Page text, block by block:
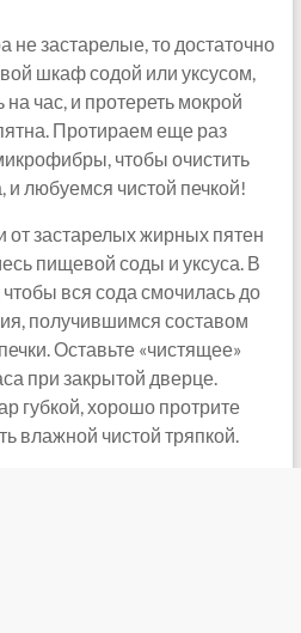
не застарелые, то достаточно
шкаф содой или уксусом,
час, и протереть мокрой
Протираем еще раз
чтобы очистить
и любуемся чистой печкой!
от застарелых жирных пятен
пищевой соды и уксуса. В
чтобы вся сода смочилась до
получившимся составом
Оставьте «чистящее»
при закрытой дверце.
губкой, хорошо протрите
влажной чистой тряпкой.